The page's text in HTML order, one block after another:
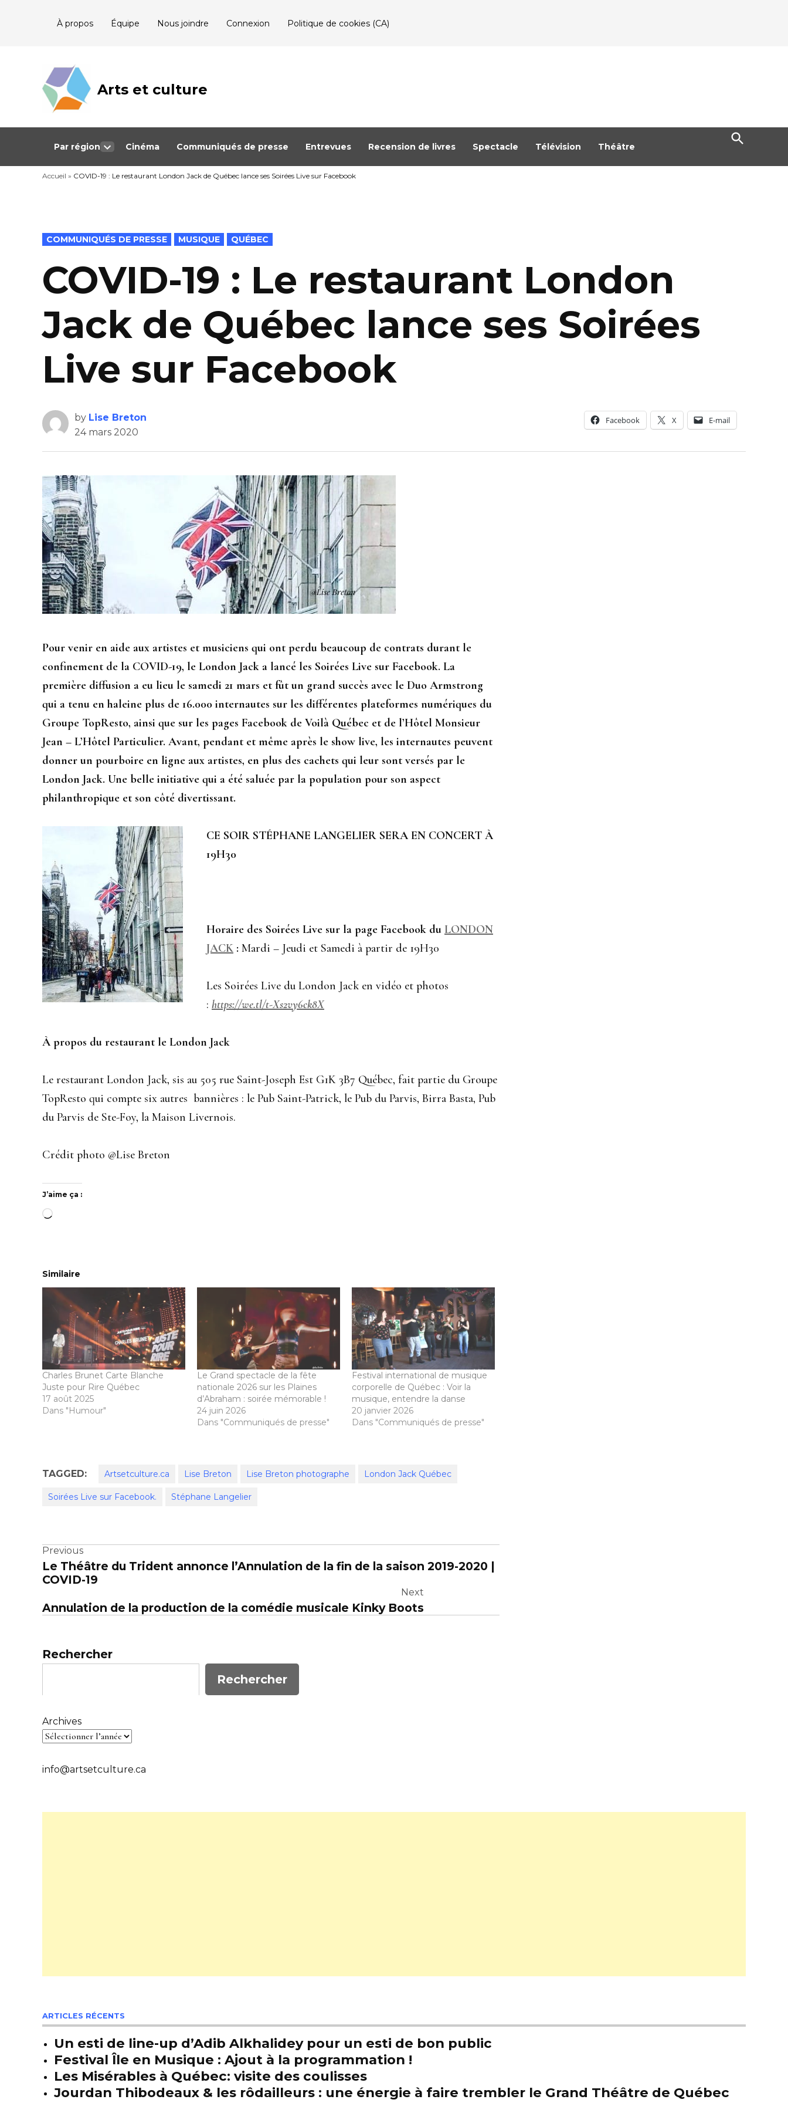
À propos Équipe Nous joindre Connexion Politique de cookies (CA)
Arts et culture
Journalisme
Québec
Par région
dropdown
menu
Cinéma Communiqués de presse Entrevues Recension de livres Spectacle Télévision Théâtre
Open
Search
Accueil » COVID-19 : Le restaurant London Jack de Québec lance ses Soirées Live sur Facebook
POSTED
IN
COMMUNIQUÉS DE PRESSE MUSIQUE QUÉBEC
COVID-19 : Le restaurant London
Jack de Québec lance ses Soirées
Live sur Facebook
by Lise Breton
24 mars 2020
Facebook X E-mail
Pour venir en aide aux artistes et musiciens qui ont perdu beaucoup de contrats durant le
confinement de la COVID-19, le London Jack a lancé les Soirées Live sur Facebook. La
première diffusion a eu lieu le samedi 21 mars et fût un grand succès avec le Duo Armstrong
qui a tenu en haleine plus de 16.000 internautes sur les différentes plateformes numériques du
Groupe TopResto, ainsi que sur les pages Facebook de Voilà Québec et de l’Hôtel Monsieur
Jean – L’Hôtel Particulier. Avant, pendant et même après le show live, les internautes peuvent
donner un pourboire en ligne aux artistes, en plus des cachets qui leur sont versés par le
London Jack. Une belle initiative qui a été saluée par la population pour son aspect
philanthropique et son côté divertissant.
CE SOIR STÉPHANE LANGELIER SERA EN CONCERT À
19H30
Horaire des Soirées Live sur la page Facebook du LONDON
JACK : Mardi – Jeudi et Samedi à partir de 19H30
Les Soirées Live du London Jack en vidéo et photos
: https://we.tl/t-Xs2vy6ck8X
À propos du restaurant le London Jack
Le restaurant London Jack, sis au 505 rue Saint-Joseph Est G1K 3B7 Québec, fait partie du Groupe
TopResto qui compte six autres bannières : le Pub Saint-Patrick, le Pub du Parvis, Birra Basta, Pub
du Parvis de Ste-Foy, la Maison Livernois.
Crédit photo @Lise Breton
J’aime ça :
Chargement…
Similaire
Charles Brunet Carte Blanche
Juste pour Rire Québec
17 août 2025
Dans "Humour"
Le Grand spectacle de la fête
nationale 2026 sur les Plaines
d’Abraham : soirée mémorable !
24 juin 2026
Dans "Communiqués de presse"
Festival international de musique
corporelle de Québec : Voir la
musique, entendre la danse
20 janvier 2026
Dans "Communiqués de presse"
TAGGED: Artsetculture.ca Lise Breton Lise Breton photographe London Jack Québec
Soirées Live sur Facebook. Stéphane Langelier
Navigation
de
l’article
Previous
Le Théâtre du Trident annonce l’Annulation de la fin de la saison 2019-2020 |
COVID-19
Next
Annulation de la production de la comédie musicale Kinky Boots
Rechercher
Rechercher
Archives
info@artsetculture.ca
ARTICLES RÉCENTS
Un esti de line-up d’Adib Alkhalidey pour un esti de bon public
Festival Île en Musique : Ajout à la programmation !
Les Misérables à Québec: visite des coulisses
Jourdan Thibodeaux & les rôdailleurs : une énergie à faire trembler le Grand Théâtre de Québec